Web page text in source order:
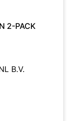
2-PACK
B.V.